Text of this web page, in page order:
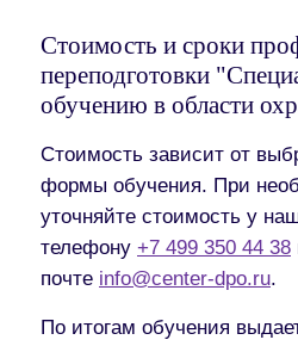
Стоимость и сроки
переподготовки
обучению в области
Стоимость зависит от
формы обучения. При
уточняйте стоимость у
телефону +7 499 350 44 38
почте info@center-dpo.ru.
По итогам обучения